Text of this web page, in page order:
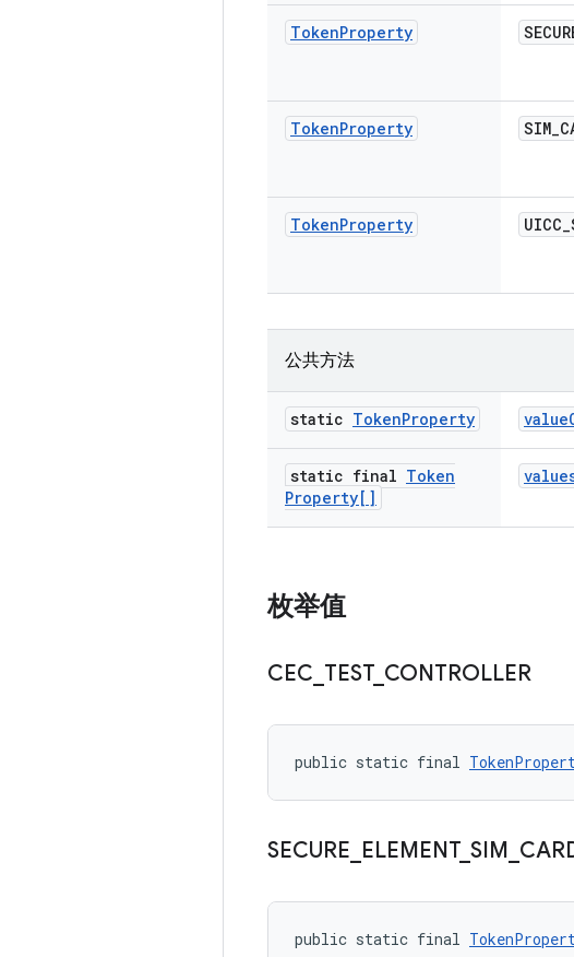
TokenProperty
TokenProperty SIM_
TokenProperty UICC_
公共方法
static TokenProperty value
static final Token
Property[]
枚举值
CEC TEST_ CONTROLLER
public static final
SECURE ELEMENT_ SIM
public static final